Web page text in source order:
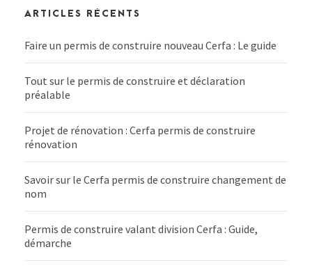
ARTICLES RÉCENTS
Faire un permis de construire nouveau Cerfa : Le guide
Tout sur le permis de construire et déclaration
préalable
Projet de rénovation : Cerfa permis de construire
rénovation
Savoir sur le Cerfa permis de construire changement de
nom
Permis de construire valant division Cerfa : Guide,
démarche